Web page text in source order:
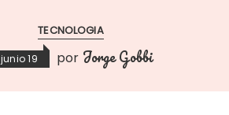
TECNOLOGIA
junio 19 por Jorge Gobbi